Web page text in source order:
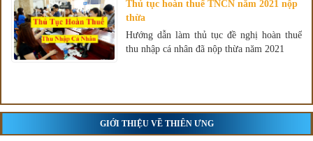
Thủ tục hoàn thuế TNCN năm 2021 nộp
thừa
Hướng dẫn làm thủ tục đề nghị hoàn thuế
thu nhập cá nhân đã nộp thừa năm 2021
GIỚI THIỆU VỀ THIÊN ƯNG